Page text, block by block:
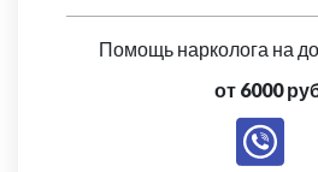
Помощь нарколога на
от 6000